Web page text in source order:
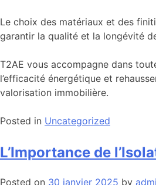
Le choix des matériaux et des
garantir la qualité et la longévité
T2AE vous accompagne dans
l’efficacité énergétique et
valorisation immobilière.
Posted in Uncategorized
L’Importance de
Posted on 30 janvier 2025 by